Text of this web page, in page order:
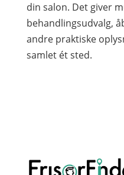
din salon. Det giver
behandlingsudvalg,
andre praktiske
samlet ét sted.